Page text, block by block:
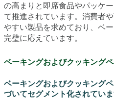
の高まりと即席食品やパッケ
て推進されています。消費者
やすい製品を求めており、ベ
完璧に応えています。
ベーキングおよびクッキング
ベーキングおよびクッキング
づいてセグメント化されてい